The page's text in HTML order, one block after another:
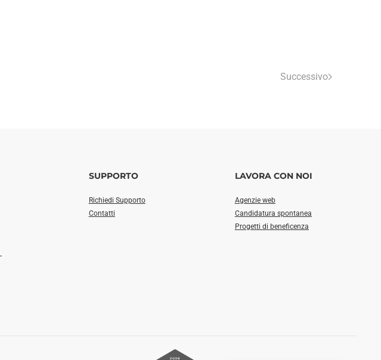
Successivo
SUPPORTO
Richiedi Supporto
Contatti
LAVORA CON NOI
Agenzie web
Candidatura spontanea
Progetti di beneficenza